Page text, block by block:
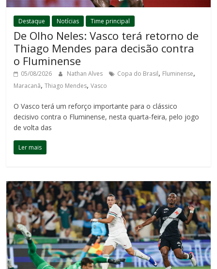
Destaque Notícias Time principal
De Olho Neles: Vasco terá retorno de
Thiago Mendes para decisão contra
o Fluminense
05/08/2026 Nathan Alves Copa do Brasil, Fluminense,
Maracanã,Thiago Mendes,Vasco
O Vasco terá um reforço importante para o clássico
decisivo contra o Fluminense, nesta quarta-feira, pelo jogo
de volta das
Ler mais